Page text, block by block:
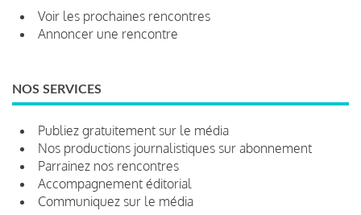
Voir les prochaines rencontres
Annoncer une rencontre
NOS SERVICES
Publiez gratuitement sur le média
Nos productions journalistiques sur abonnement
Parrainez nos rencontres
Accompagnement éditorial
Communiquez sur le média